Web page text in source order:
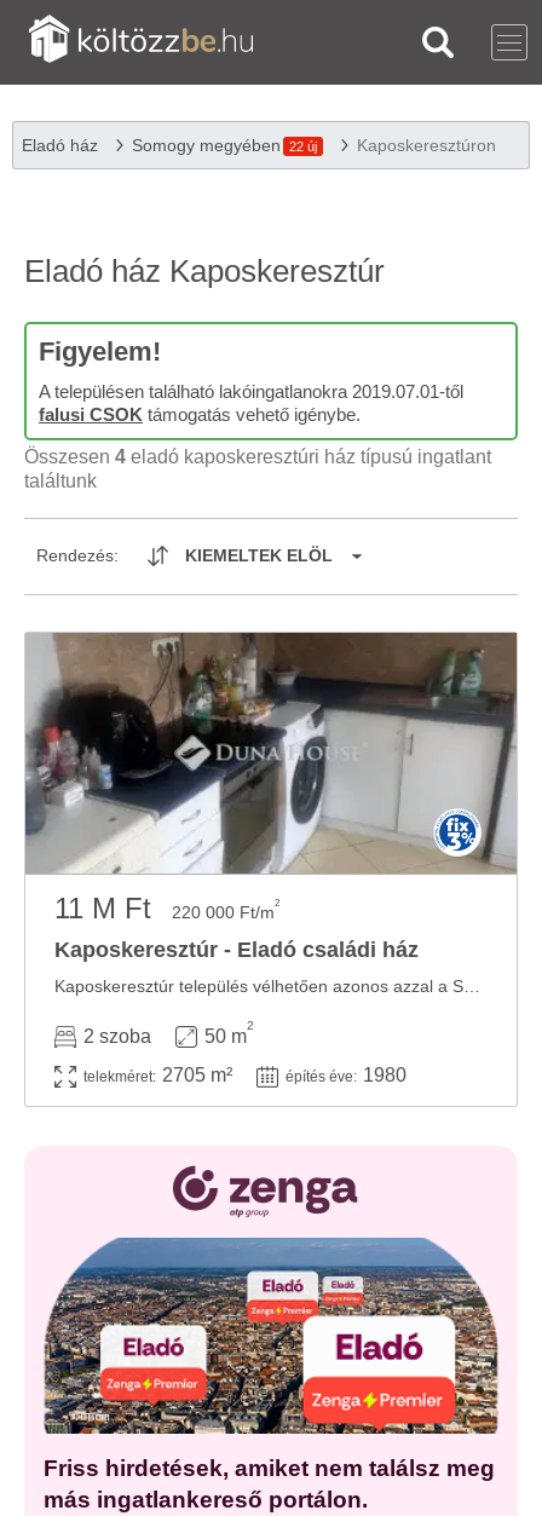
Eladó ház Somogy megyében 22 új Kaposkeresztúron
Eladó ház Kaposkeresztúr
Figyelem!
A településen található lakóingatlanokra 2019.07.01-től
falusi CSOK támogatás vehető igénybe.
Összesen 4 eladó kaposkeresztúri ház típusú ingatlant
találtunk
Rendezés: KIEMELTEK ELÖL
11 M Ft 220 000 Ft/m2
Kaposkeresztúr - Eladó családi ház
2 szoba 50 m
2
telekméret: 2705 m² építés éve: 1980
Friss hirdetések, amiket nem találsz meg
más ingatlankereső portálon.